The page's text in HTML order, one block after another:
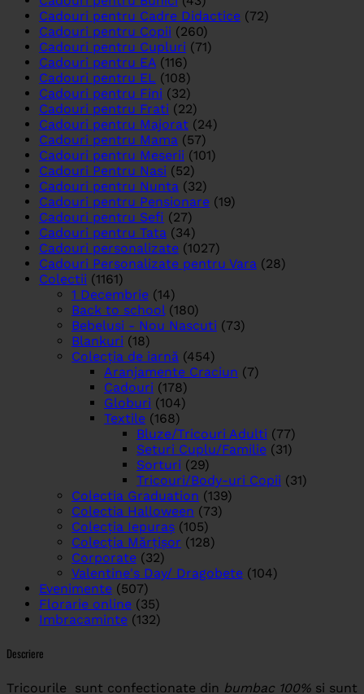
Cadouri pentru Cadre Didactice (72)
Cadouri pentru Copii (260)
Cadouri pentru Cupluri (71)
Cadouri pentru EA (116)
Cadouri pentru EL (108)
Cadouri pentru Fini (32)
Cadouri pentru Frati (22)
Cadouri pentru Majorat (24)
Cadouri pentru Mama (57)
Cadouri pentru Meserii (101)
Cadouri Pentru Nasi (52)
Cadouri pentru Nunta (32)
Cadouri pentru Pensionare (19)
Cadouri pentru Sefi (27)
Cadouri pentru Tata (34)
Cadouri personalizate (1027)
Cadouri Personalizate pentru Vara (28)
Colectii (1161)
1 Decembrie (14)
Back to school (180)
Bebelusi - Nou Nascuti (73)
Blankuri (18)
Colecția de iarnă (454)
Aranjamente Craciun (7)
Cadouri (178)
Globuri (104)
Textile (168)
Bluze/Tricouri Adulti (77)
Seturi Cuplu/Familie (31)
Sorturi (29)
Tricouri/Body-uri Copii (31)
Colectia Graduation (139)
Colectia Halloween (73)
Colecția Iepuraș (105)
Colecția Mărțișor (128)
Corporate (32)
Valentine's Day/ Dragobete (104)
Evenimente (507)
Florarie online (35)
Imbracaminte (132)
Descriere
Tricourile sunt confectionate din bumbac 100% si sunt